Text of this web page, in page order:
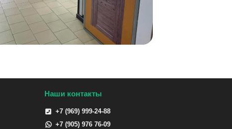
Наши контакты
+7 (969) 999-24-88
+7 (905) 976 76-09